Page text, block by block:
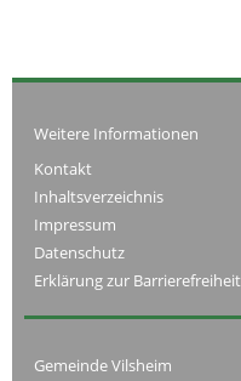
Weitere Informationen
Kontakt
Inhaltsverzeichnis
Impressum
Datenschutz
Erklärung zur Barrierefreiheit
Gemeinde Vilsheim